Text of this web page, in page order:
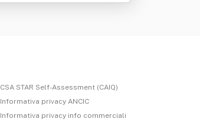
CSA STAR Self-Assessment (CAIQ)
Informativa privacy ANCIC
Informativa privacy info commerciali